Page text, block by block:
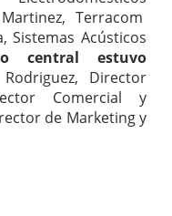
Terracom
Sistemas Acústicos
central estuvo
Director
Comercial y
de Marketing y